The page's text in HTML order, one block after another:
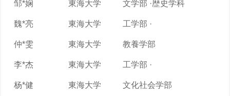
邹*娴 東海大学 文学部 ·歴史学科
魏*亮 東海大学 工学部 ·
仲*雯 東海大学 教養学部
李*杰 東海大学 工学部 ·
杨*健 東海大学 文化社会学部